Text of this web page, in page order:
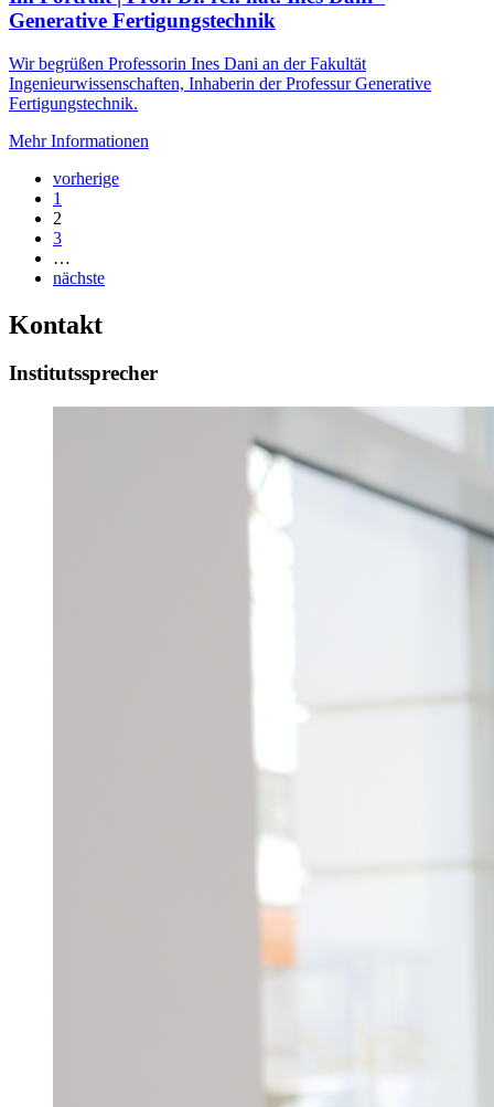
Generative Fertigungstechnik
Wir begrüßen Professorin Ines Dani an der Fakultät
Ingenieurwissenschaften, Inhaberin der Professur Generative
Fertigungstechnik.
Mehr Informationen
vorherige
1
2
3
…
nächste
Kontakt
Institutssprecher